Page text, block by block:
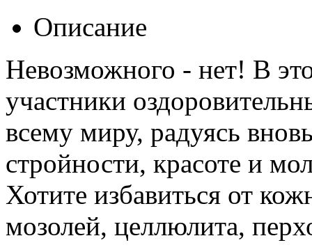
Описание
Невозможного - нет! В
участники
всему миру, радуясь
стройности, красоте и
Хотите избавиться от
мозолей, целлюлита,